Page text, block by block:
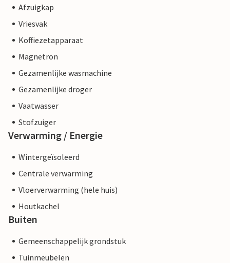
Afzuigkap
Vriesvak
Koffiezetapparaat
Magnetron
Gezamenlijke wasmachine
Gezamenlijke droger
Vaatwasser
Stofzuiger
Verwarming / Energie
Wintergeïsoleerd
Centrale verwarming
Vloerverwarming (hele huis)
Houtkachel
Buiten
Gemeenschappelijk grondstuk
Tuinmeubelen